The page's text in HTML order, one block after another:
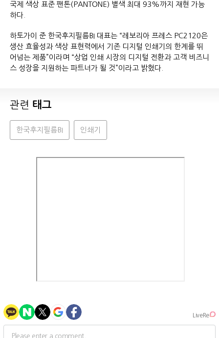
국제 색상 표준 팬톤(PANTONE) 별색 최대 93%까지 재현 가능
하다.
하토가이 준 한국후지필름BI 대표는 “레보리아 프레스 PC2120은
생산 효율성과 색상 표현력에서 기존 디지털 인쇄기의 한계를 뛰
어넘는 제품”이라며 “상업 인쇄 시장의 디지털 전환과 고객 비즈니
스 성장을 지원하는 파트너가 될 것”이라고 밝혔다.
관련 태그
한국후지필름BI 인쇄기